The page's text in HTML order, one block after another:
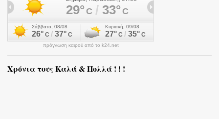
πρόγνωση καιρού από το k24.net
Χρόνια τους Καλά & Πολλά ! ! !